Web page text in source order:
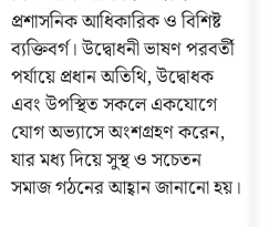
প্রশাসনিক আধিকারিক ও বিশিষ্ট
ব্যক্তিবর্গ। উদ্বোধনী ভাষণ পরবর্তী
পর্যায়ে প্রধান অতিথি, উদ্বোধক
এবং উপস্থিত সকলে একযোগে
যোগ অভ্যাসে অংশগ্রহণ করেন,
যার মধ্য দিয়ে সুস্থ ও সচেতন
সমাজ গঠনের আহ্বান জানানো হয়।